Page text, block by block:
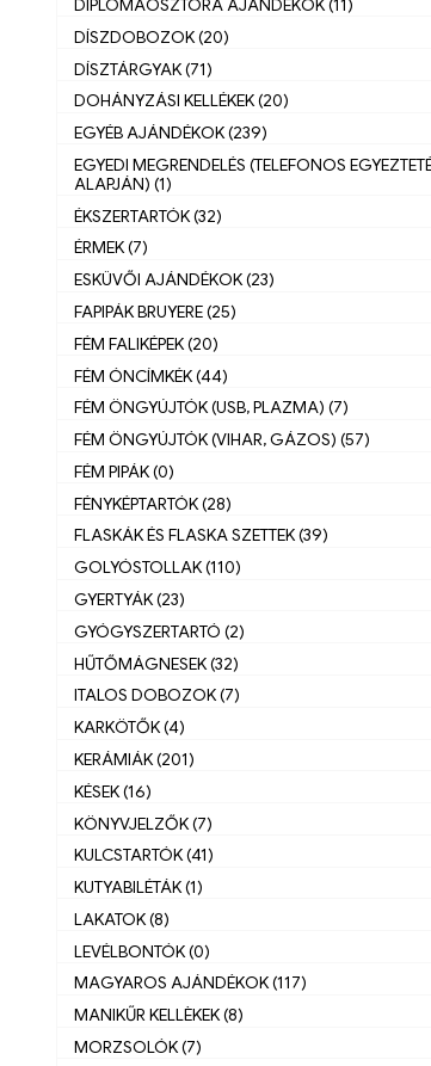
DIPLOMAOSZTÓRA AJÁNDÉKOK (11)
DÍSZDOBOZOK (20)
DÍSZTÁRGYAK (71)
DOHÁNYZÁSI KELLÉKEK (20)
EGYÉB AJÁNDÉKOK (239)
EGYEDI MEGRENDELÉS (TELEFONOS
ALAPJÁN) (1)
ÉKSZERTARTÓK (32)
ÉRMEK (7)
ESKÜVŐI AJÁNDÉKOK (23)
FAPIPÁK BRUYERE (25)
FÉM FALIKÉPEK (20)
FÉM ÓNCÍMKÉK (44)
FÉM ÖNGYÚJTÓK (USB, PLAZMA) (7)
FÉM ÖNGYÚJTÓK (VIHAR, GÁZOS) (57)
FÉM PIPÁK (0)
FÉNYKÉPTARTÓK (28)
FLASKÁK ÉS FLASKA SZETTEK (39)
GOLYÓSTOLLAK (110)
GYERTYÁK (23)
GYÓGYSZERTARTÓ (2)
HŰTŐMÁGNESEK (32)
ITALOS DOBOZOK (7)
KARKÖTŐK (4)
KERÁMIÁK (201)
KÉSEK (16)
KÖNYVJELZŐK (7)
KULCSTARTÓK (41)
KUTYABILÉTÁK (1)
LAKATOK (8)
LEVÉLBONTÓK (0)
MAGYAROS AJÁNDÉKOK (117)
MANIKŰR KELLÈKEK (8)
MORZSOLÓK (7)